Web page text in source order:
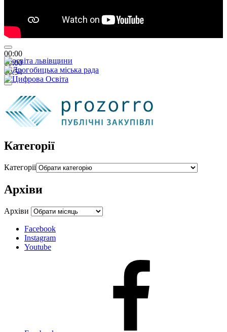
00:00
00:00
00:54
Категорії
Категорії
Архіви
Архіви
Facebook
Instagram
Youtube